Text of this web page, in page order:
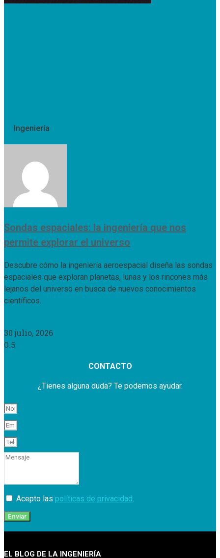
Ingeniería
Sondas espaciales: la ingeniería que nos
permite explorar el universo
Descubre cómo la ingeniería aeroespacial diseña las sondas
espaciales que exploran planetas, lunas y los rincones más
lejanos del universo en busca de nuevos conocimientos
científicos.
30 julio, 2026
CONTACTO
¿Tienes alguna duda? Te podemos ayudar.
Acepto las políticas de privacidad.
Enviar
EL BLOG DE LA INGENIERÍA